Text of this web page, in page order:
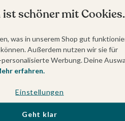
Copenhagen
ist schöner mit Cookies.
was in unserem Shop gut
Außerdem nutzen wir sie für
Werbung. Deine
erfahren.
Einstellungen
Geht klar